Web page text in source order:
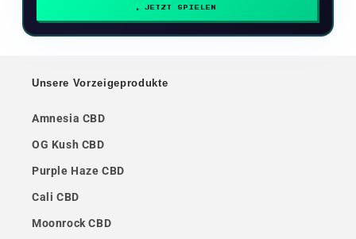
JETZT SPIELEN
Unsere Vorzeigeprodukte
Amnesia CBD
OG Kush CBD
Purple Haze CBD
Cali CBD
Moonrock CBD